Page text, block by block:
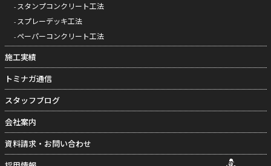
スタンプコンクリート工法
スプレーデッキ工法
ペーパーコンクリート工法
施工実績
トミナガ通信
スタッフブログ
会社案内
資料請求・お問い合わせ